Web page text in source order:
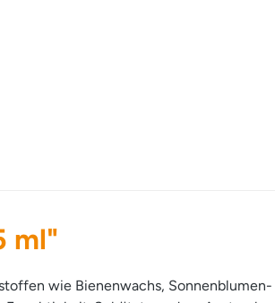
ml"
wie Bienenwachs, Sonnenblumen-